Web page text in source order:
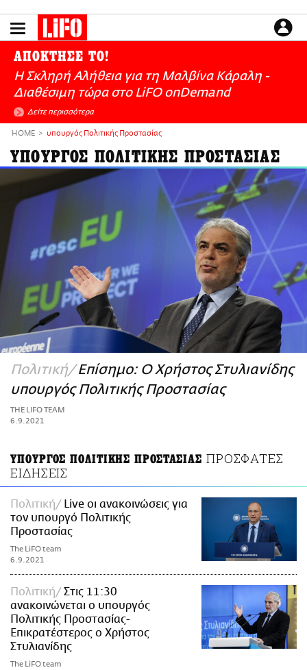
το
LIFO SHOP
NEWSLETTER
ΜΙΚΡΟΠΡΑΓΜΑΤΑ
THE GOOD LIFO
LIFOLAND
CITY GUIDE
ΑΜΠΑ
PRINT
ΕΙΔΗΣΕΙΣ
CULTURE
ΑΠΟΨΕΙΣ
ΤΡΟΠΟΣ ΖΩΗΣ
PODCASTS
Plus
ΑΠΟΚΤΗΣΕ ΤΟ!
Η Σκληρή Αλήθεια για τη Μαλβίνα Κάραλη -
Διαθέσιμη τώρα στo LiFO onDemand
Δείτε περισσότερα
HOME υπουργός Πολιτικής Προστασίας
ΥΠΟΥΡΓΟΣ ΠΟΛΙΤΙΚΗΣ ΠΡΟΣΤΑΣΙΑΣ
Πολιτική Επίσημο: Ο Χρήστος Στυλιανίδης
υπουργός Πολιτικής Προστασίας
THE LIFO TEAM
6.9.2021
ΥΠΟΥΡΓΟΣ ΠΟΛΙΤΙΚΗΣ ΠΡΟΣΤΑΣΙΑΣ ΠΡΟΣΦΑΤΕΣ
ΕΙΔΗΣΕΙΣ
Πολιτική
Live οι ανακοινώσεις για
τον υπουργό Πολιτικής
Προστασίας
The LiFO team
6.9.2021
Πολιτική
Στις 11:30
ανακοινώνεται ο υπουργός
Πολιτικής Προστασίας-
Επικρατέστερος ο Χρήστος
Στυλιανίδης
The LiFO team